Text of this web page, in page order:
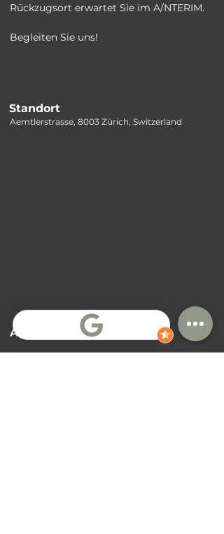
Rückzugsort erwartet Sie im A/NTERIM.
Begleiten Sie uns!
Standort
Aemtlerstrasse, 8003 Zürich, Switzerland
Allgemeine Bedingungen
Alle Verträge haben feste Auszugstermine